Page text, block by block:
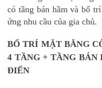
có tầng bán hầm và bố
ứng nhu cầu của gia chủ.
BỐ TRÍ MẶT BẰNG
4 TẦNG + TẦNG BÁN
ĐIỂN